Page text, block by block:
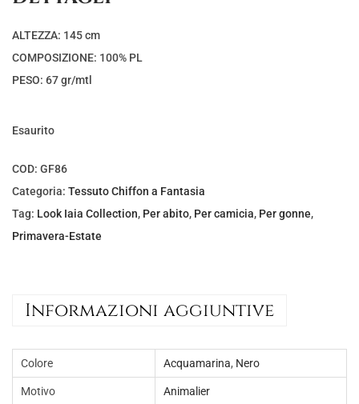
ALTEZZA: 145 cm
COMPOSIZIONE: 100% PL
PESO: 67 gr/mtl
Esaurito
COD: GF86
Categoria: Tessuto Chiffon a Fantasia
Tag: Look Iaia Collection, Per abito, Per camicia, Per gonne,
Primavera-Estate
Informazioni aggiuntive
Colore Acquamarina, Nero
Motivo Animalier